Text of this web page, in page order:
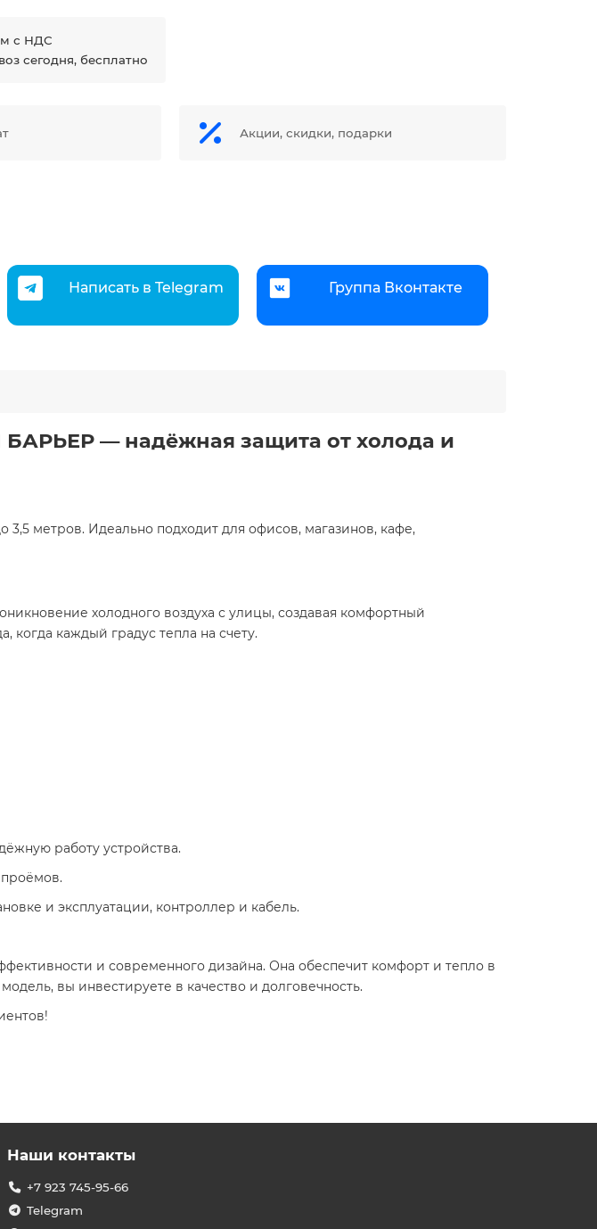
с НДС
сегодня, бесплатно
Акции, скидки, подарки
Написать в Telegram Группа Вконтакте
БАРЬЕР — надёжная защита от холода и
метров. Идеально подходит для офисов, магазинов, кафе,
холодного воздуха с улицы, создавая комфортный
каждый градус тепла на счету.
работу устройства.
и эксплуатации, контроллер и кабель.
и современного дизайна. Она обеспечит комфорт и тепло в
вы инвестируете в качество и долговечность.
Наши контакты
+7 923 745-95-66
Telegram